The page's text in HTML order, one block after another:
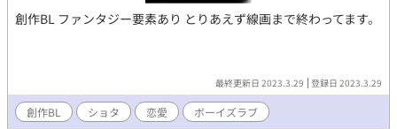
創作BL ファンタジー要素あり とりあえず線画まで終わってます。
最終更新日 2023.3.29 登録日 2023.3.29
創作BL ショタ 恋愛 ボーイズラブ